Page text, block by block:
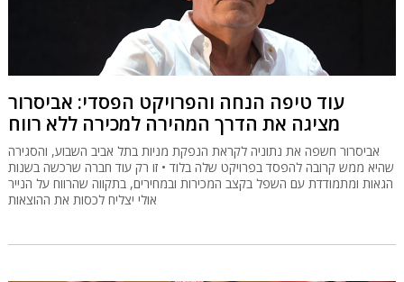
עוד טיפה הנחה והפרויקט הפסדי: אביסרור
מציגה את הדרך המהירה למכירה ללא רווח
אביסרור חשפה את נתוניה לקראת הנפקת מניות בתל אביב השבוע, והסגירה
שהיא ממש קרובה להפסד בפרויקט שלה בלוד • זו רק עוד חברה שרכשה בשנות
הגאות ומתמודדת עם השפל בקצב המכירות ובמחירים, בתקווה שהרווח על הנייר
אולי יצליח לכסות את ההוצאות